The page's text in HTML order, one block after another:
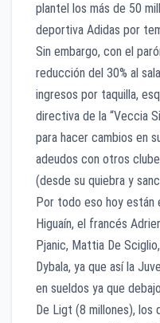
plantel los más de 50
deportiva Adidas por
Sin embargo, con el
reducción del 30% al
ingresos por taquilla,
directiva de la “Veccia
para hacer cambios en
adeudos con otros
(desde su quiebra y
Por todo eso hoy están
Higuaín, el francés
Pjanic, Mattia De
Dybala, ya que así la
en sueldos ya que
De Ligt (8 millones), los